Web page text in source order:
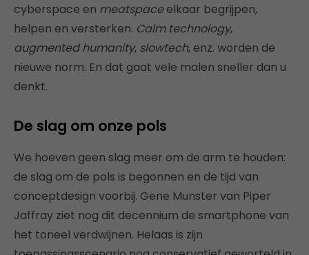
cyberspace en meatspaceelkaar begrijpen,
helpen en versterken. Calm technology,
augmented humanity, slowtech, enz. worden de
nieuwe norm. En dat gaat vele malen sneller dan u
denkt.
De slag om onze pols
We hoeven geen slag meer om de arm te houden:
de slag om de pols is begonnen en de tijd van
conceptdesign voorbij. Gene Munster van Piper
Jaffray ziet nog dit decennium de smartphone van
het toneel verdwijnen. Helaas is zijn